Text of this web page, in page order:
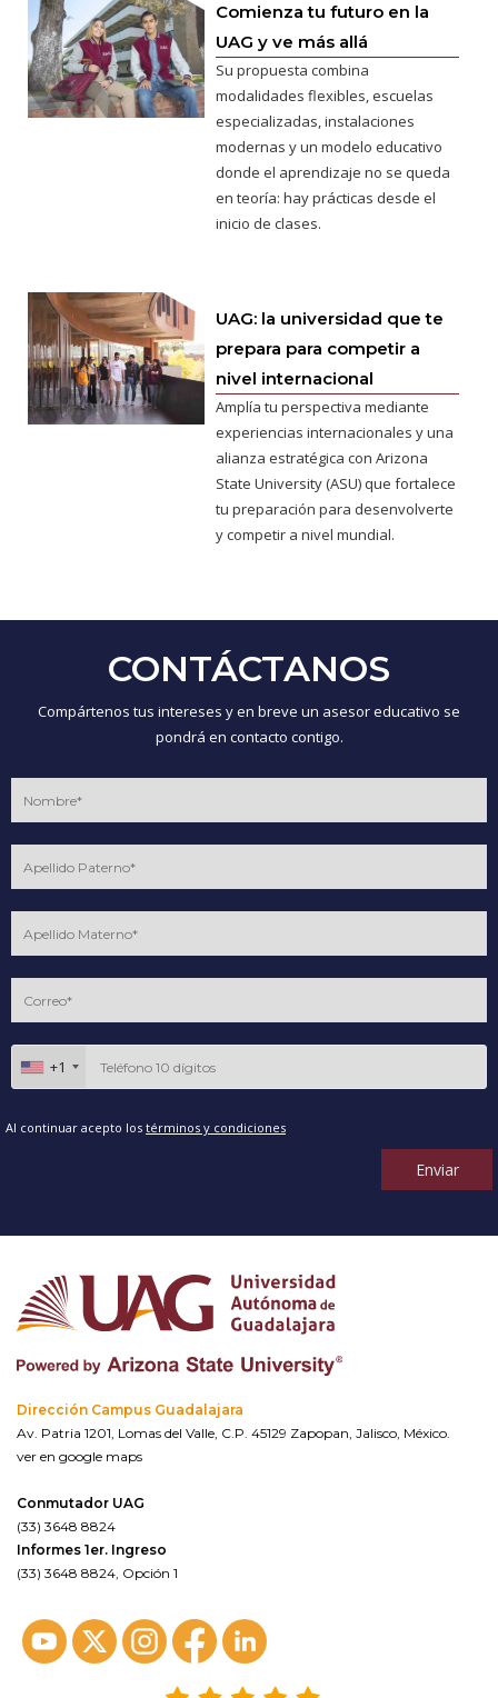
Comienza tu futuro en la
UAG y ve más allá
Su propuesta combina
modalidades flexibles, escuelas
especializadas, instalaciones
modernas y un modelo educativo
donde el aprendizaje no se queda
en teoría: hay prácticas desde el
inicio de clases.
UAG: la universidad que te
prepara para competir a
nivel internacional
Amplía tu perspectiva mediante
experiencias internacionales y una
alianza estratégica con Arizona
State University (ASU) que fortalece
tu preparación para desenvolverte
y competir a nivel mundial.
CONTÁCTANOS
Compártenos tus intereses y en breve un asesor educativo se
pondrá en contacto contigo.
+1
Al continuar acepto los términos y condiciones
Enviar
Dirección Campus Guadalajara
Av. Patria 1201, Lomas del Valle, C.P. 45129 Zapopan, Jalisco, México.
ver en google maps
Conmutador UAG
(33) 3648 8824
Informes 1er. Ingreso
(33) 3648 8824, Opción 1